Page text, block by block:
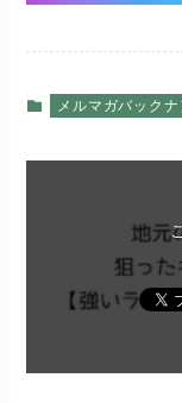
メルマガバックナ